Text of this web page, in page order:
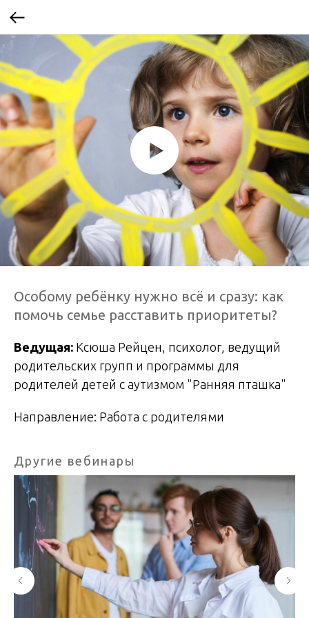
Особому ребёнку нужно всё и сразу: как
помочь семье расставить приоритеты?
Ведущая: Ксюша Рейцен, психолог, ведущий
родительских групп и программы для
родителей детей с аутизмом "Ранняя пташка"
Направление: Работа с родителями
Другие вебинары